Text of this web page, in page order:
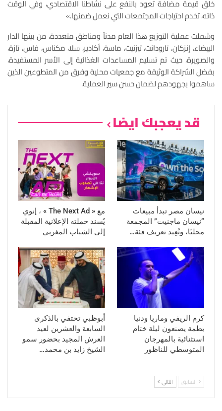
خلق قيمة مضافة تعود بالنفع على نشاطنا الاقتصادي، وفي الوقت
ذاته، تخدم احتياجات المجتمعات التي نعمل ضمنها.»
وشملت عملية التوزيع هذا العام مدناً ومناطق متعددة، من بينها الدار
البيضاء، إنزكان، تارودانت، تيزنيت، ماسة، أكادير، سلا، مكناس، فاس، تازة،
والصويرة، حيث تم تسليم المساعدات الغذائية إلى الأسر المستفيدة،
بفضل الشراكة الوثيقة مع جمعيات محلية وفرق من المتطوعين الذين
ساهموا بجهودهم لضمان حسن سير العملية.
قد يعجبك ايضا
نيسان مصر تبدأ مبيعات
“نيسان ماجنيت” المجمعة
محليًا، وتُعِيد تعريف فئة…
مع « The Next Ad » ، إنوي
يُسند حملته الإعلانية المقبلة
إلى الشباب المغربي
كرم الريفي وماريا ودنيا
بطمة يصنعون ليلة ختام
استثنائية بالمهرجان
المتوسطي للناظور
أبوظبي تحتفي بالذكرى
السابعة والعشرين لعيد
العرش المجيد بحضور سمو
الشيخ زايد بن محمد…
السابق التالي